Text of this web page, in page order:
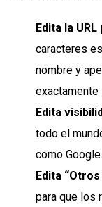
Edita la
caracteres
nombre y
exactamente
Edita
todo el
como Google.
Edita
para que los